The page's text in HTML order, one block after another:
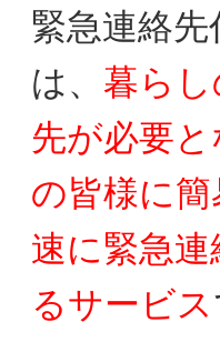
緊急連絡
は、 暮ら
先が必要
の皆様に簡
速に緊急
るサービス